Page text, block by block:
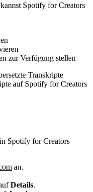
Spotify for Creators
zur Verfügung stellen
Transkripte
auf Spotify for Creators
Spotify for Creators
an.
Details.